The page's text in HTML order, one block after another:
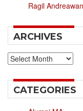
Ragil
ARCHIVES
Archives
CATEGORIES